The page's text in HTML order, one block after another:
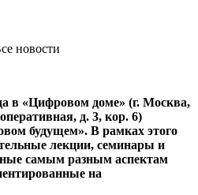
новости
в «Цифровом доме» (г. Москва,
д. 3, кор. 6)
будущем». В рамках этого
лекции, семинары и
самым разным аспектам
на